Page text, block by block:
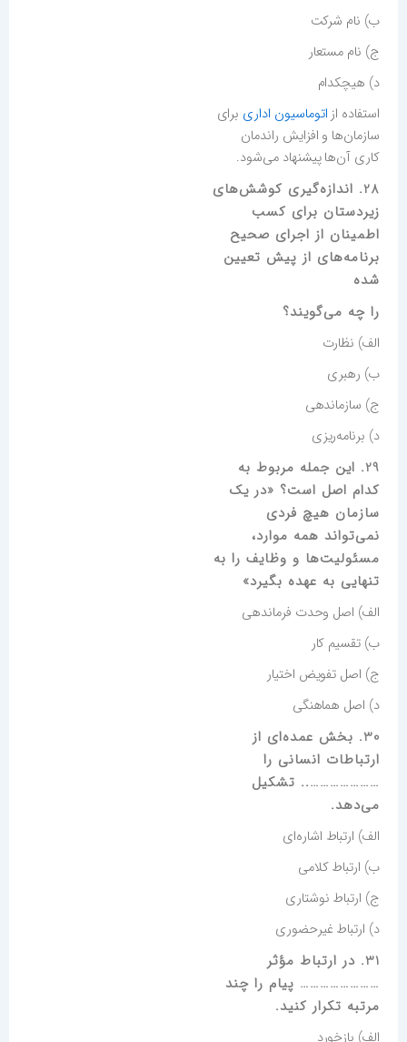
ب) نام شرکت
ج) نام مستعار
د) هیچکدام
استفاده از اتوماسیون اداری برای
سازمان‌ها و افزایش راندمان
کاری آن‌ها پیشنهاد می‌شود.
28. اندازه‌گیری کوشش‌های
زیردستان برای کسب
اطمینان از اجرای صحیح
برنامه‌های از پیش تعیین
شده
را چه می‌گویند؟
الف) نظارت
ب) رهبری
ج) سازماندهی
د) برنامه‌ریزی
29. این جمله مربوط به
کدام اصل است؟ «در یک
سازمان هیچ فردی
نمی‌تواند همه موارد،
مسئولیت‌ها و وظایف را به
تنهایی به عهده بگیرد»
الف) اصل وحدت فرماندهی
ب) تقسیم کار
ج) اصل تفویض اختیار
د) اصل هماهنگی
30. بخش عمده‌ای از
ارتباطات انسانی را
………………….. تشکیل
می‌دهد.
الف) ارتباط اشاره‌ای
ب) ارتباط کلامی
ج) ارتباط نوشتاری
د) ارتباط غیرحضوری
31. در ارتباط مؤثر
…………………… پیام را چند
مرتبه تکرار کنید.